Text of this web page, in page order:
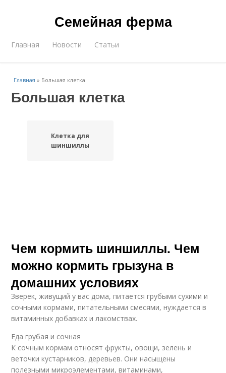
Семейная ферма
Главная Новости Статьи
Главная » Большая клетка
Большая клетка
Клетка для
шиншиллы
Чем кормить шиншиллы. Чем
можно кормить грызуна в
домашних условиях
Зверек, живущий у вас дома, питается грубыми сухими и
сочными кормами, питательными смесями, нуждается в
витаминных добавках и лакомствах.
Еда грубая и сочная
К сочным кормам относят фрукты, овощи, зелень и
веточки кустарников, деревьев. Они насыщены
полезными микроэлементами, витаминами,